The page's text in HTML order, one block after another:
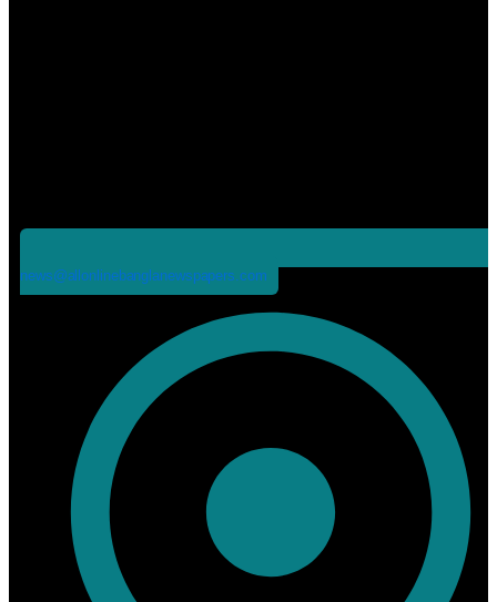
news@allonlinebanglanewspapers.com